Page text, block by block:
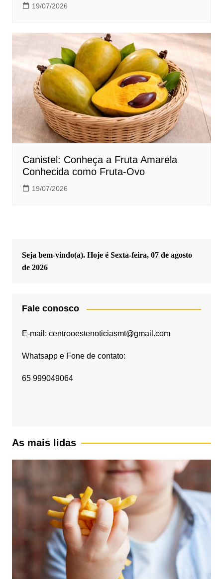
19/07/2026
Canistel: Conheça a Fruta Amarela
Conhecida como Fruta-Ovo
19/07/2026
Seja bem-vindo(a). Hoje é Sexta-feira, 07 de agosto
de 2026
Fale conosco
E-mail: centrooestenoticiasmt@gmail.com
Whatsapp e Fone de contato:
65 999049064
As mais lidas